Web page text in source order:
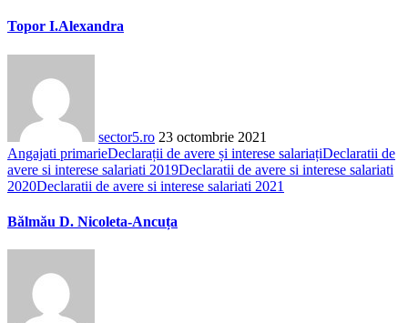
Topor I.Alexandra
sector5.ro 23 octombrie 2021
Angajati primarieDeclarații de avere și interese salariațiDeclaratii de
avere si interese salariati 2019Declaratii de avere si interese salariati
2020Declaratii de avere si interese salariati 2021
Bălmău D. Nicoleta-Ancuța